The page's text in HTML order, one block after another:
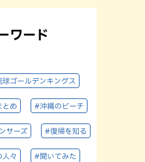
ワード
ゴールデンキングス
とめ #沖縄のビーチ
サーズ #復帰を知る
々 #聞いてみた